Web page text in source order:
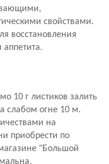
свойствами.
восстановления
10 г листиков залить
слабом огне 10 м.
на
приобрести по
"Большой